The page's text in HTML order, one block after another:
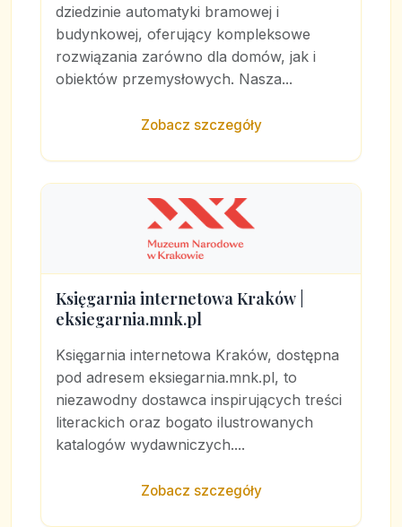
dziedzinie automatyki bramowej i
budynkowej, oferujący kompleksowe
rozwiązania zarówno dla domów, jak i
obiektów przemysłowych. Nasza...
Zobacz szczegóły
Księgarnia internetowa Kraków |
eksiegarnia.mnk.pl
Księgarnia internetowa Kraków, dostępna
pod adresem eksiegarnia.mnk.pl, to
niezawodny dostawca inspirujących treści
literackich oraz bogato ilustrowanych
katalogów wydawniczych....
Zobacz szczegóły